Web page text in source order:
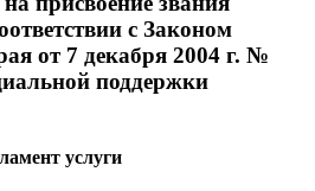
с Законом
от 7 декабря 2004 г. №
поддержки
услуги